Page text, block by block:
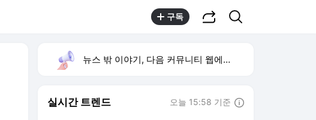
구독
뉴스 밖 이야기, 다음 커뮤니티 웹에서 보기
실시간 트렌드 오늘 15:58 기준